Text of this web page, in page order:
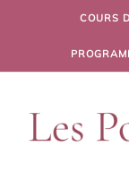
Skip to contentCOURS